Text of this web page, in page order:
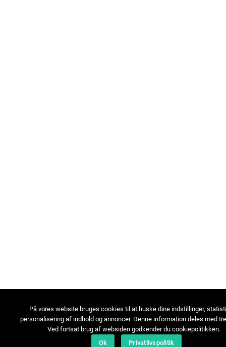
På vores website bruges cookies til at huske dine indstillinger,
personalisering af indhold og annoncer. Denne information deles med
Ved fortsat brug af websiden godkender du cookiepolitikken.
Ok
Privatlivspolitik